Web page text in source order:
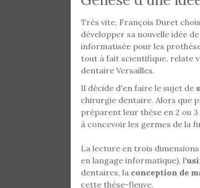
Très vite, François Duret
développer sa nouvelle idée
informatisée pour les
tout à fait scientifique, relate
dentaire Versailles.
Il décide d'en faire le sujet de
chirurgie dentaire. Alors que
préparent leur thèse en 2 ou
à concevoir les germes de la
La lecture en trois dimensions
en langage informatique), l'
dentaires, la conception de
cette thèse-fleuve.